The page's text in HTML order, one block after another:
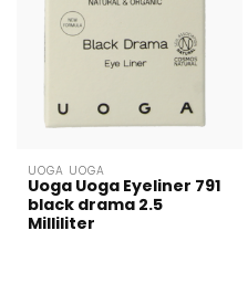
UOGA UOGA
Uoga Uoga Eyeliner 791
black drama 2.5
Milliliter